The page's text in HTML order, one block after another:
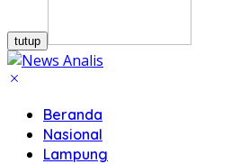
tutup
Beranda
Nasional
Lampung